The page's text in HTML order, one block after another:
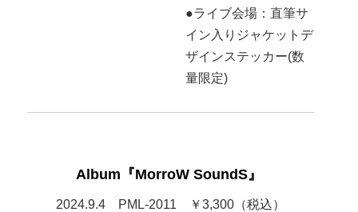
●ライブ会場：直筆サ
イン入りジャケットデ
ザインステッカー(数
量限定)
Album『MorroW SoundS』
2024.9.4 PML-2011 ￥3,300（税込）